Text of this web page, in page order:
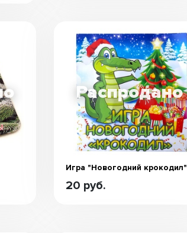
Игра "Новогодний крокодил"
20 руб.